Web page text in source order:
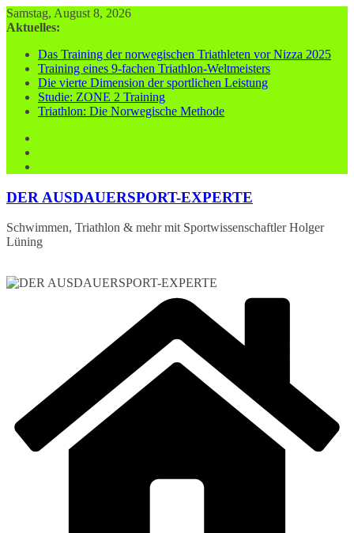
Zum
Inhalt
Samstag, August 8, 2026
Aktuelles:
Das Training der norwegischen Triathleten vor Nizza 2025
Training eines 9-fachen Triathlon-Weltmeisters
Die vierte Dimension der sportlichen Leistung
Studie: ZONE 2 Training
Triathlon: Die Norwegische Methode
DER AUSDAUERSPORT-EXPERTE
Schwimmen, Triathlon & mehr mit Sportwissenschaftler Holger
Lüning